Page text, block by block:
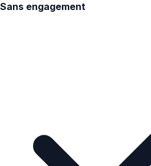
Sans engagement